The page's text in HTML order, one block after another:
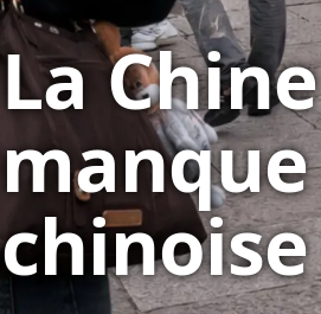
La
chinoise